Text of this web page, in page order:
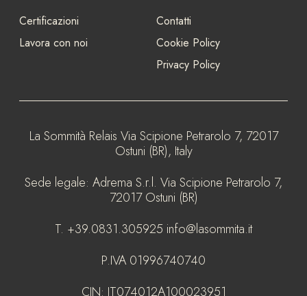
Certificazioni
Contatti
Lavora con noi
Cookie Policy
Privacy Policy
La Sommità Relais Via Scipione Petrarolo 7, 72017
Ostuni (BR), Italy
Sede legale: Adrema S.r.l. Via Scipione Petrarolo 7,
72017 Ostuni (BR)
T. +39.0831.305925 info@lasommita.it
P.IVA 01996740740
CIN: IT074012A100023951